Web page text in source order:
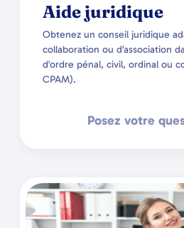
Aide juridique
Obtenez un conseil juridique
collaboration ou d’association
d’ordre pénal, civil, ordinal ou
CPAM).
Posez votre